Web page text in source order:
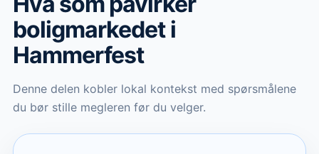
boligmarkedeti
Hammerfest
Denne delen kobler lokal kontekst med spørsmålene
du bør stille megleren før du velger.